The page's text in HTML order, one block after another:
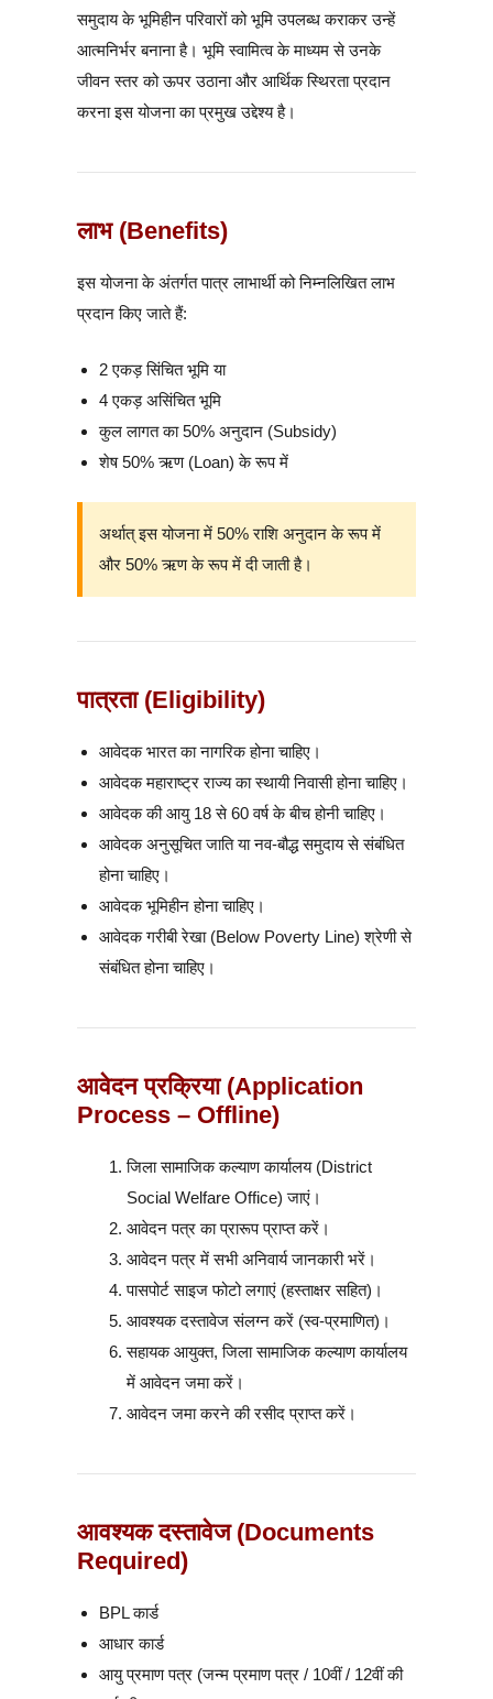
समुदाय के भूमिहीन परिवारों को भूमि उपलब्ध कराकर उन्हें
आत्मनिर्भर बनाना है। भूमि स्वामित्व के माध्यम से उनके
जीवन स्तर को ऊपर उठाना और आर्थिक स्थिरता प्रदान
करना इस योजना का प्रमुख उद्देश्य है।
लाभ (Benefits)
इस योजना के अंतर्गत पात्र लाभार्थी को निम्नलिखित लाभ
प्रदान किए जाते हैं:
2 एकड़ सिंचित भूमि या
4 एकड़ असिंचित भूमि
कुल लागत का 50% अनुदान (Subsidy)
शेष 50% ऋण (Loan) के रूप में
अर्थात् इस योजना में 50% राशि अनुदान के रूप में
और 50% ऋण के रूप में दी जाती है।
पात्रता (Eligibility)
आवेदक भारत का नागरिक होना चाहिए।
आवेदक महाराष्ट्र राज्य का स्थायी निवासी होना चाहिए।
आवेदक की आयु 18 से 60 वर्ष के बीच होनी चाहिए।
आवेदक अनुसूचित जाति या नव-बौद्ध समुदाय से संबंधित
होना चाहिए।
आवेदक भूमिहीन होना चाहिए।
आवेदक गरीबी रेखा (Below Poverty Line) श्रेणी से
संबंधित होना चाहिए।
आवेदन प्रक्रिया (Application
Process – Offline)
जिला सामाजिक कल्याण कार्यालय (District
Social Welfare Office) जाएं।
आवेदन पत्र का प्रारूप प्राप्त करें।
आवेदन पत्र में सभी अनिवार्य जानकारी भरें।
पासपोर्ट साइज फोटो लगाएं (हस्ताक्षर सहित)।
आवश्यक दस्तावेज संलग्न करें (स्व-प्रमाणित)।
सहायक आयुक्त, जिला सामाजिक कल्याण कार्यालय
में आवेदन जमा करें।
आवेदन जमा करने की रसीद प्राप्त करें।
आवश्यक दस्तावेज (Documents
Required)
BPL कार्ड
आधार कार्ड
आयु प्रमाण पत्र (जन्म प्रमाण पत्र / 10वीं / 12वीं की